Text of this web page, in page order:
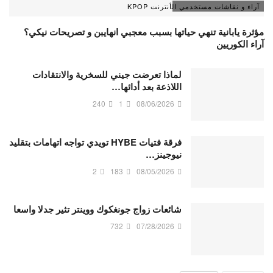
آراء و نقاشات مستخدمي الأنترنت KPOP
مؤثرة يابانية تنهي حياتها بسبب معجبي انهايبن و تصريحات نيكي؟
آراء الكوريين
لماذا تعرضت جيني للسخرية والانتقادات
اللاذعة بعد أدائها…
08/06/2026
1
240
فرقة فتيات HYBE تويدي تواجه اتهامات بتقليد
نيوجينز…
08/05/2026
183
2
شائعات زواج جونغكوك ووينتر تثير جدلا واسعا
07/28/2026
732